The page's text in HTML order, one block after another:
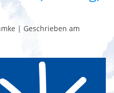
| Geschrieben am